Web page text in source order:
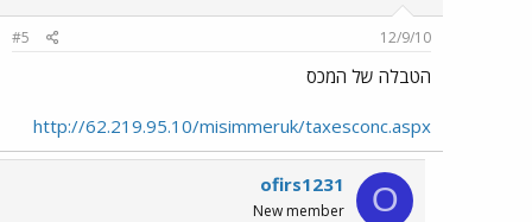
12/9/10
#5
הטבלה של המכס
http://62.219.95.10/misimmeruk/taxesconc.aspx
O
ofirs1231
New member